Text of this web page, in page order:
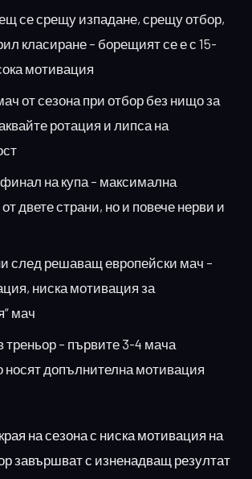
се срещу изпадане, срещу отбор,
класиране – борещият се е с 15-
мотивация
от сезона при отбор без нищо за
ротация и липса на
на купа – максимална
двете страни, но и повече нерви и
след решаващ европейски мач –
ниска мотивация за
мач
треньор – първите 3-4 мача
носят допълнителна мотивация
на сезона с ниска мотивация на
завършват с изненадващ резултат